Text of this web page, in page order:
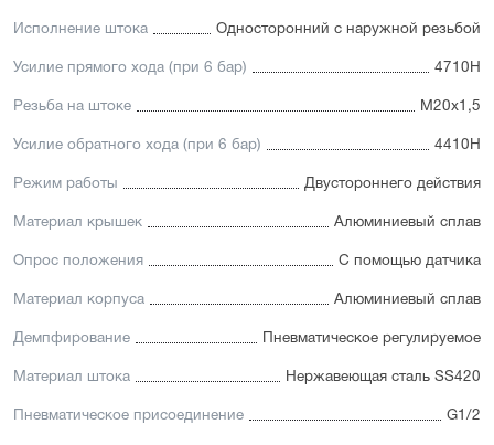
Уплотнение — полиуретан (PU) с возможностью
диапазоном (FKM/Viton). А также дополнительное
частицы в полость цилиндра
пневмоцилиндр имеет высокую устойчивость
Исполнение штока Односторонний с наружной резьбой
Усилие прямого хода (при 6 бар) 4710Н
Резьба на штоке М20х1,5
Усилие обратного хода (при 6 бар) 4410Н
Режим работы Двустороннего действия
Материал крышек Алюминиевый сплав
Опрос положения С помощью датчика
Материал корпуса Алюминиевый сплав
Демпфирование Пневматическое регулируемое
Материал штока Нержавеющая сталь SS420
Пневматическое присоединение G1/2